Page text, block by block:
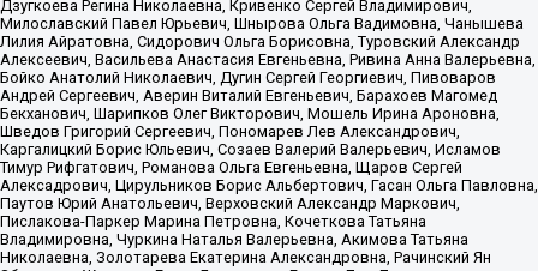
Дзугкоева Регина Николаевна, Кривенко Сергей Владимирович,
Милославский Павел Юрьевич, Шнырова Ольга Вадимовна, Чанышева
Лилия Айратовна, Сидорович Ольга Борисовна, Туровский Александр
Алексеевич, Васильева Анастасия Евгеньевна, Ривина Анна Валерьевна,
Бойко Анатолий Николаевич, Дугин Сергей Георгиевич, Пивоваров
Андрей Сергеевич, Аверин Виталий Евгеньевич, Барахоев Магомед
Бекханович, Шарипков Олег Викторович, Мошель Ирина Ароновна,
Шведов Григорий Сергеевич, Пономарев Лев Александрович,
Каргалицкий Борис Юльевич, Созаев Валерий Валерьевич, Исламов
Тимур Рифгатович, Романова Ольга Евгеньевна, Щаров Сергей
Алексадрович, Цирульников Борис Альбертович, Гасан Ольга Павловна,
Паутов Юрий Анатольевич, Верховский Александр Маркович,
Пислакова-Паркер Марина Петровна, Кочеткова Татьяна
Владимировна, Чуркина Наталья Валерьевна, Акимова Татьяна
Николаевна, Золотарева Екатерина Александровна, Рачинский Ян